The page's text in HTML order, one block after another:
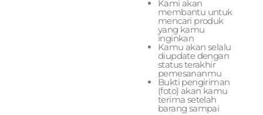
Kami akan
membantu untuk
mencari produk
yang kamu
inginkan
Kamu akan selalu
diupdate dengan
status terakhir
pemesananmu
Bukti pengiriman
(foto) akan kamu
terima setelah
barang sampai